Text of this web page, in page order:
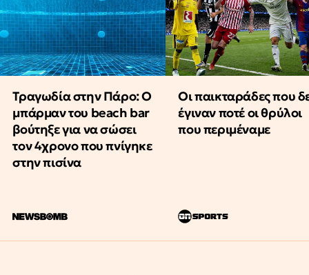
Τραγωδία στην Πάρο: Ο
μπάρμαν του beach bar
βούτηξε για να σώσει
τον 4χρονο που πνίγηκε
στην πισίνα
Οι παικταράδες που
έγιναν ποτέ οι θρύλοι
που περιμέναμε